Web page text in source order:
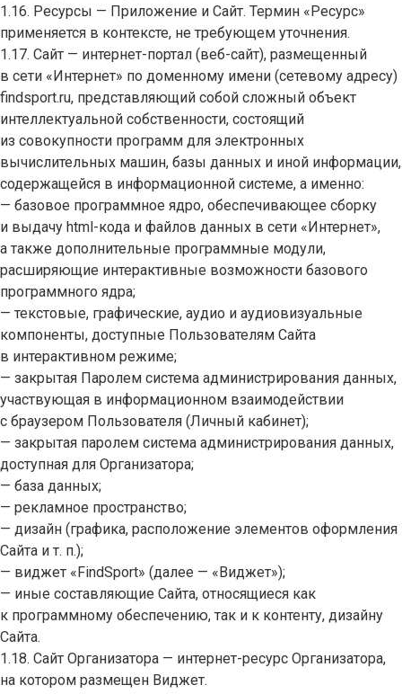
1.16. Ресурсы — Приложение и Сайт. Термин «Ресурс»
применяется в контексте, не требующем уточнения.
1.17. Сайт — интернет-портал (веб-сайт), размещенный
в сети «Интернет» по доменному имени (сетевому адресу)
findsport.ru, представляющий собой сложный объект
интеллектуальной собственности, состоящий
из совокупности программ для электронных
вычислительных машин, базы данных и иной информации,
содержащейся в информационной системе, а именно:
— базовое программное ядро, обеспечивающее сборку
и выдачу html-кода и файлов данных в сети «Интернет»,
а также дополнительные программные модули,
расширяющие интерактивные возможности базового
программного ядра;
— текстовые, графические, аудио и аудиовизуальные
компоненты, доступные Пользователям Сайта
в интерактивном режиме;
— закрытая Паролем система администрирования данных,
участвующая в информационном взаимодействии
с браузером Пользователя (Личный кабинет);
— закрытая паролем система администрирования данных,
доступная для Организатора;
— база данных;
— рекламное пространство;
— дизайн (графика, расположение элементов оформления
Сайта и т. п.);
— виджет «FindSport» (далее — «Виджет»);
— иные составляющие Сайта, относящиеся как
к программному обеспечению, так и к контенту, дизайну
Сайта.
1.18. Сайт Организатора — интернет-ресурс Организатора,
на котором размещен Виджет.